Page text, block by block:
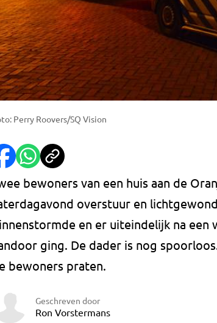
Perry Roovers/SQ Vision
bewoners van een huis aan de
overstuur en
en er uiteindelijk na
ging. De dader is nog
bewoners praten.
Geschreven door
Ron Vorstermans